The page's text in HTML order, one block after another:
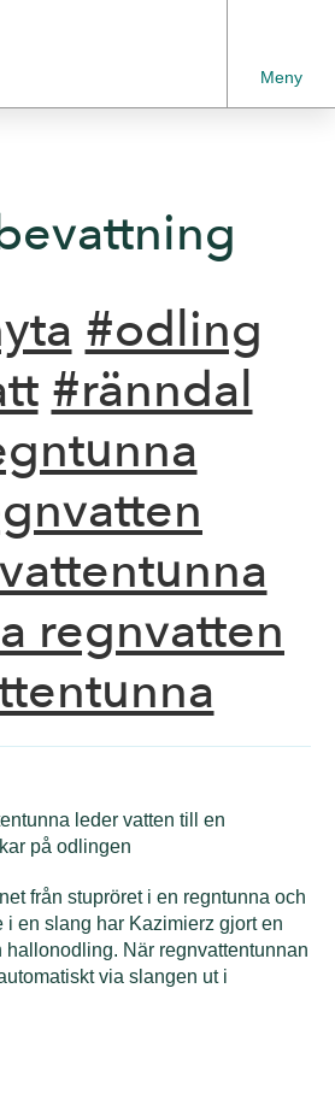
Meny
#odling
#ränndal
regnvatten
från stupröret i en regntunna och
i en slang har Kazimierz gjort en
När regnvattentunnan
via slangen ut i